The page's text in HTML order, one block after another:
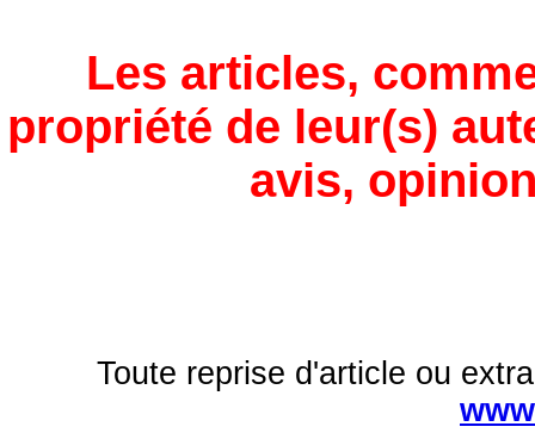
Les articles,
propriété de leur(s)
avis,
Toute reprise d'article ou